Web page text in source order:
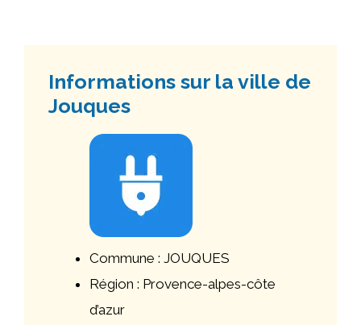
Informations sur la ville de
Jouques
Commune : JOUQUES
Région : Provence-alpes-côte
d’azur